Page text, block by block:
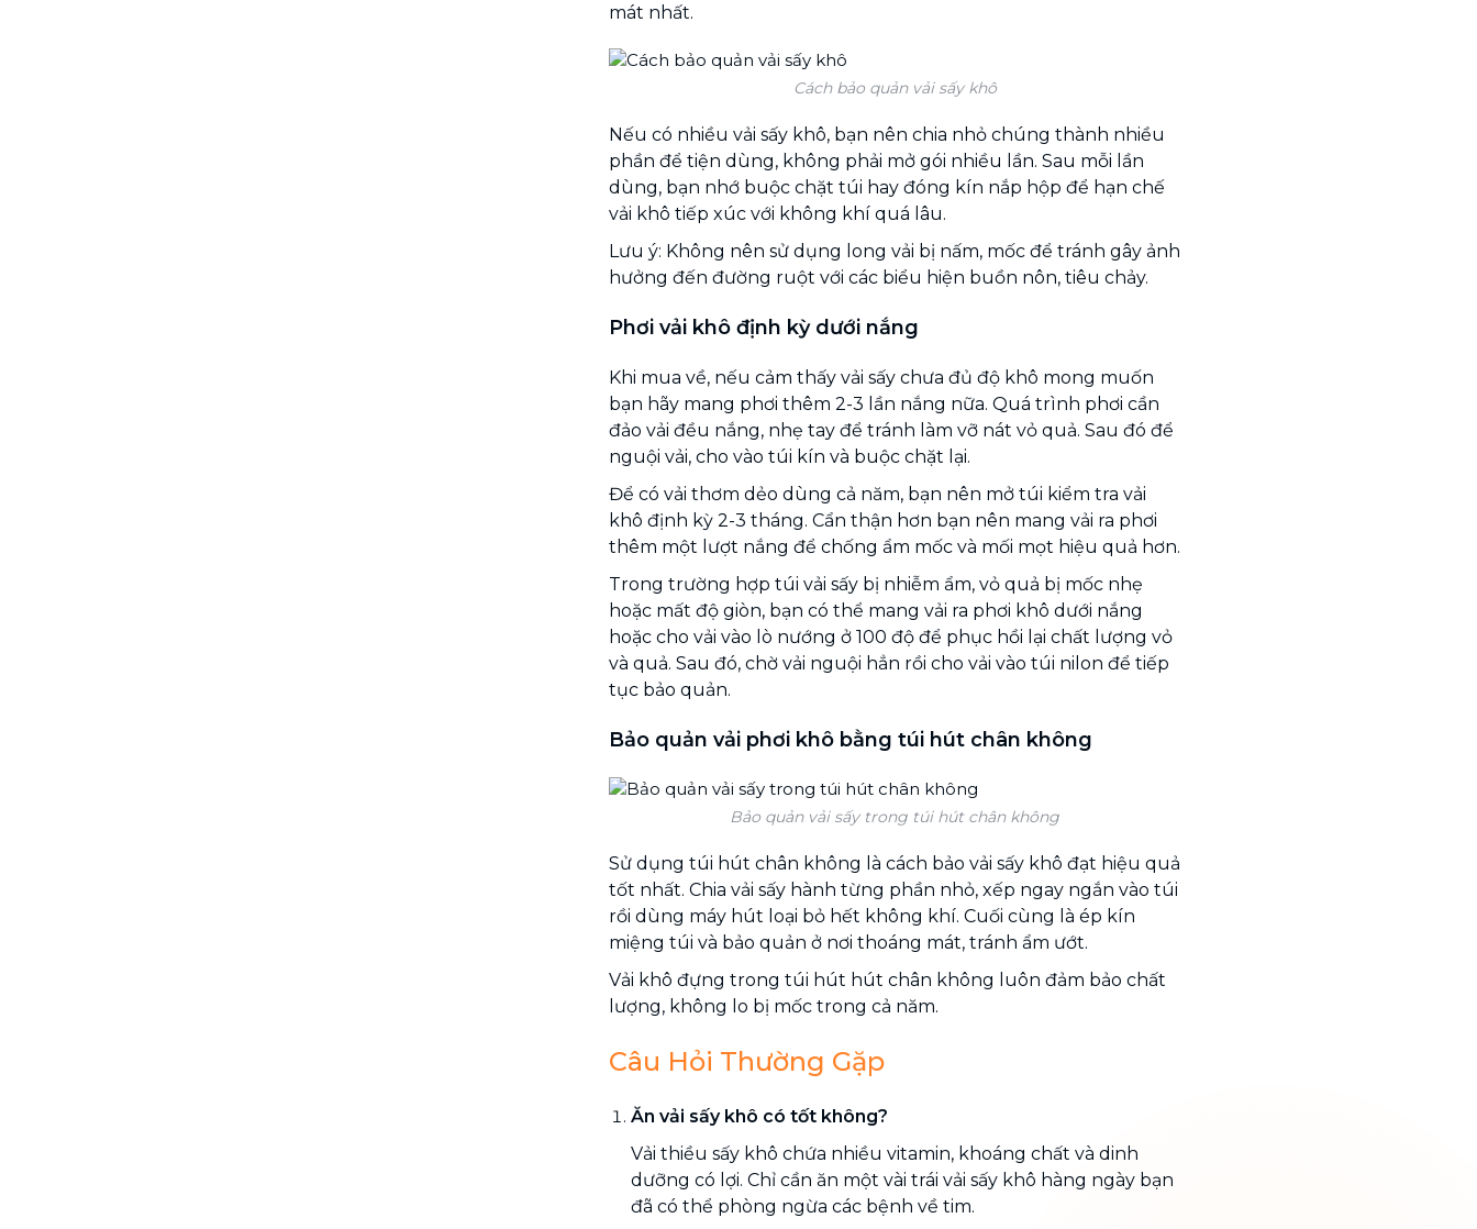
mát nhất.
Cách bảo quản vải sấy khô
Nếu có nhiều vải sấy khô, bạn nên chia nhỏ chúng thành nhiều
phần để tiện dùng, không phải mở gói nhiều lần. Sau mỗi lần
dùng, bạn nhớ buộc chặt túi hay đóng kín nắp hộp để hạn chế
vải khô tiếp xúc với không khí quá lâu.
Lưu ý: Không nên sử dụng long vải bị nấm, mốc để tránh gây ảnh
hưởng đến đường ruột với các biểu hiện buồn nôn, tiêu chảy.
Phơi vải khô định kỳ dưới nắng
Khi mua về, nếu cảm thấy vải sấy chưa đủ độ khô mong muốn
bạn hãy mang phơi thêm 2-3 lần nắng nữa. Quá trình phơi cần
đảo vải đều nắng, nhẹ tay để tránh làm vỡ nát vỏ quả. Sau đó để
nguội vải, cho vào túi kín và buộc chặt lại.
Để có vải thơm dẻo dùng cả năm, bạn nên mở túi kiểm tra vải
khô định kỳ 2-3 tháng. Cẩn thận hơn bạn nên mang vải ra phơi
thêm một lượt nắng để chống ẩm mốc và mối mọt hiệu quả hơn.
Trong trường hợp túi vải sấy bị nhiễm ẩm, vỏ quả bị mốc nhẹ
hoặc mất độ giòn, bạn có thể mang vải ra phơi khô dưới nắng
hoặc cho vải vào lò nướng ở 100 độ để phục hồi lại chất lượng vỏ
và quả. Sau đó, chờ vải nguội hẳn rồi cho vải vào túi nilon để tiếp
tục bảo quản.
Bảo quản vải phơi khô bằng túi hút chân không
Bảo quản vải sấy trong túi hút chân không
Sử dụng túi hút chân không là cách bảo vải sấy khô đạt hiệu quả
tốt nhất. Chia vải sấy hành từng phần nhỏ, xếp ngay ngắn vào túi
rồi dùng máy hút loại bỏ hết không khí. Cuối cùng là ép kín
miệng túi và bảo quản ở nơi thoáng mát, tránh ẩm ướt.
Vải khô đựng trong túi hút hút chân không luôn đảm bảo chất
lượng, không lo bị mốc trong cả năm.
Câu Hỏi Thường Gặp
Ăn vải sấy khô có tốt không?
Vải thiều sấy khô chứa nhiều vitamin, khoáng chất và dinh
dưỡng có lợi. Chỉ cần ăn một vài trái vải sấy khô hàng ngày bạn
đã có thể phòng ngừa các bệnh về tim.